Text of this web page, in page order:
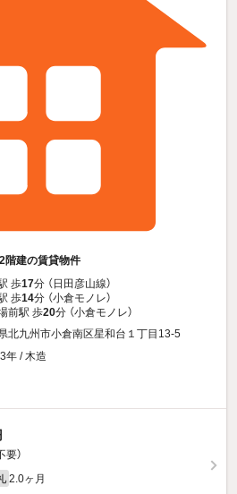
階建の賃貸物件
歩17分 （日田彦山線）
歩14分 （小倉モノレ）
前駅 歩20分 （小倉モノレ）
北九州市小倉南区星和台１丁目13-5
年 / 木造
要）
2.0ヶ月